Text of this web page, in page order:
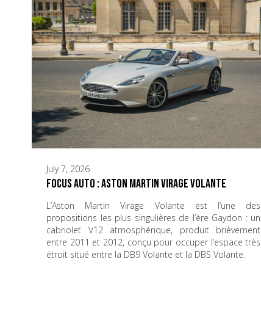
July 7, 2026
Focus Auto : Aston Martin Virage Volante
L’Aston Martin Virage Volante est l’une des
propositions les plus singulières de l’ère Gaydon : un
cabriolet V12 atmosphérique, produit brièvement
entre 2011 et 2012, conçu pour occuper l’espace très
étroit situé entre la DB9 Volante et la DBS Volante.